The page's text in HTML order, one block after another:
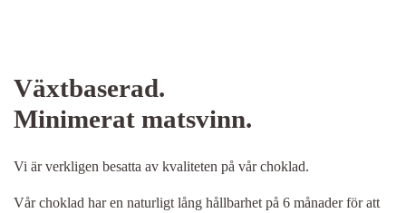
Växtbaserad.
Minimerat matsvinn.
Vi är verkligen besatta av kvaliteten på vår choklad.
Vår choklad har en naturligt lång hållbarhet på 6 månader för att